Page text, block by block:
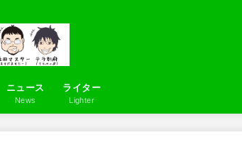
ニュース
News
ライター
Lighter